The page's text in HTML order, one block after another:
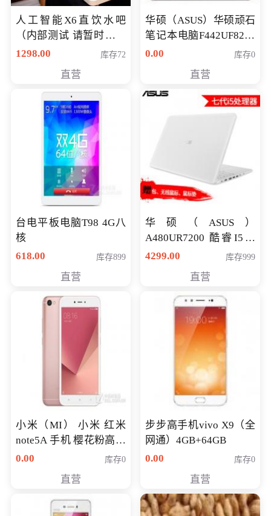
人工智能X6直饮水吧
（内部测试 请暂时不要
购买）
1298.00 库存72
直营
华硕（ASUS）华硕顽石
笔记本电脑F442UF8250
八代独显轻薄办公商务
0.00 库存0
直营
台电平板电脑T98 4G八
核
618.00
库存899
直营
华硕（ASUS）
A480UR7200 酷睿I5超
薄学生办公游戏独显笔
NV930-2G独
4299.00 库存999
直营
小米（MI） 小米 红米
note5A 手机 樱花粉高配
版 全网通(3G+32G)
0.00 库存0
直营
步步高手机vivo X9（全
网通）4GB+64GB
0.00
库存0
直营